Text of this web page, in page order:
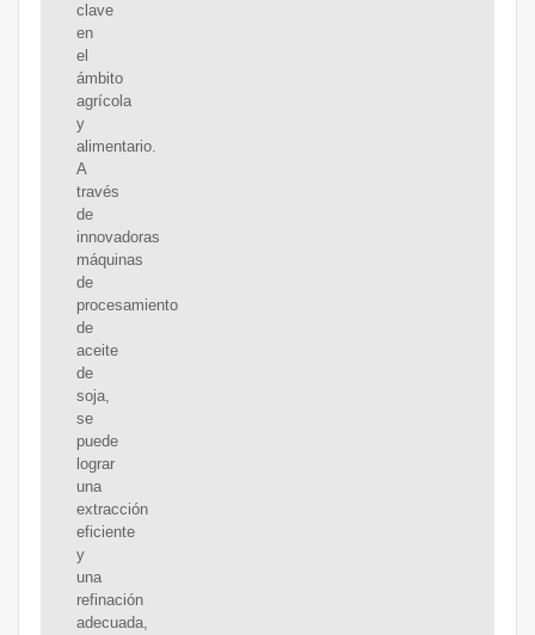
clave
en
el
ámbito
agrícola
y
alimentario.
A
través
de
innovadoras
máquinas
de
procesamiento
de
aceite
de
soja,
se
puede
lograr
una
extracción
eficiente
y
una
refinación
adecuada,